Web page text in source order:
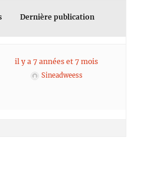
Dernière publication
il y a 7 années et 7 mois
Sineadweess